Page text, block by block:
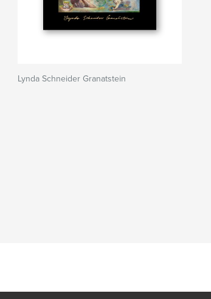
Lynda Schneider Granatstein